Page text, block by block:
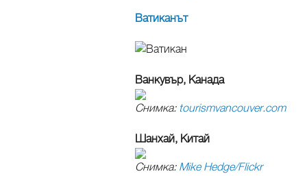
Ватиканът
Ванкувър, Канада
Снимка: tourismvancouver.com
Шанхай, Китай
Снимка: Mike Hedge/Flickr